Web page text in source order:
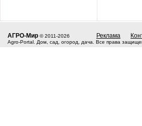
АГРО-Мир © 2011-2026 Реклама
Agro-Portal. Дом, сад, огород, дача. Все права